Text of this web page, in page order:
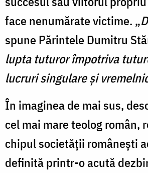
face nenumărate victime. „
spune Părintele Dumitru
lupta tuturor împotriva
lucruri singulare şi
În imaginea de mai sus,
cel mai mare teolog român,
chipul societăţii româneşti
definită printr-o acută